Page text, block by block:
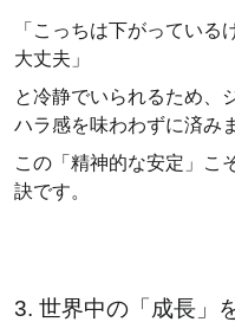
「こっちは下がっている
大丈夫」
と冷静でいられるため、
ハラ感を味わわずに済み
この「精神的な安定」こ
訣です。
3. 世界中の「成長」